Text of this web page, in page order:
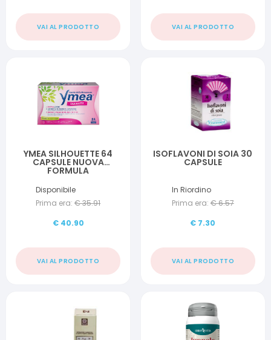
VAI AL PRODOTTO VAI AL PRODOTTO
YMEA SILHOUETTE 64
CAPSULE NUOVA
FORMULA
Disponibile
Prima era: €35.91
€ 40.90
VAI AL PRODOTTO
ISOFLAVONI DI SOIA 30
CAPSULE
In Riordino
Prima era: €6.57
€ 7.30
VAI AL PRODOTTO